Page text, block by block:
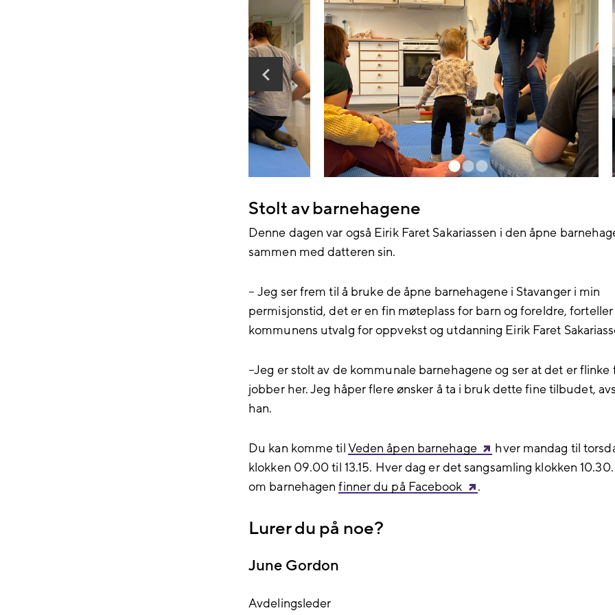
Stolt av barnehagene
Denne dagen var også Eirik Faret Sakariassen i den åpne
sammen med datteren sin.
– Jeg ser frem til å bruke de åpne barnehagene i Stavanger i min
permisjonstid, det er en fin møteplass for barn og foreldre,
kommunens utvalg for oppvekst og utdanning Eirik Faret
–Jeg er stolt av de kommunale barnehagene og ser at det er flinke
jobber her. Jeg håper flere ønsker å ta i bruk dette fine tilbudet,
han.
Du kan komme til Veden åpen barnehage
hver mandag til
klokken 09.00 til 13.15. Hver dag er det sangsamling klokken
om barnehagenfinner du på Facebook .
Lurer du på noe?
June Gordon
Avdelingsleder